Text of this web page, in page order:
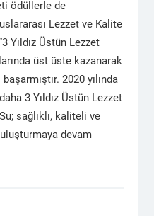
ödüllerle de
Lezzet ve Kalite
Yıldız Üstün Lezzet
üst üste kazanarak
2020 yılında
3 Yıldız Üstün Lezzet
sağlıklı, kaliteli ve
devam